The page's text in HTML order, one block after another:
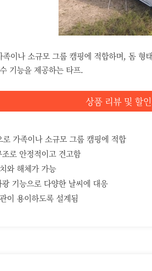
이나 소규모 그룹 캠핑에 적합하며, 돔 형
기능을 제공하는 타프.
상품 리뷰 및 할
로 가족이나 소규모 그룹 캠핑에 적합
로 안정적이고 견고함
와 해체가 가능
기능으로 다양한 날씨에 대응
이 용이하도록 설계됨